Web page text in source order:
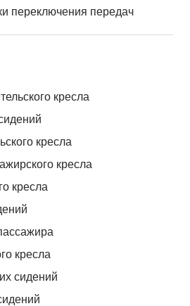
переключения передач
кресла
кресла
кресла
кресла
кресла
сидений